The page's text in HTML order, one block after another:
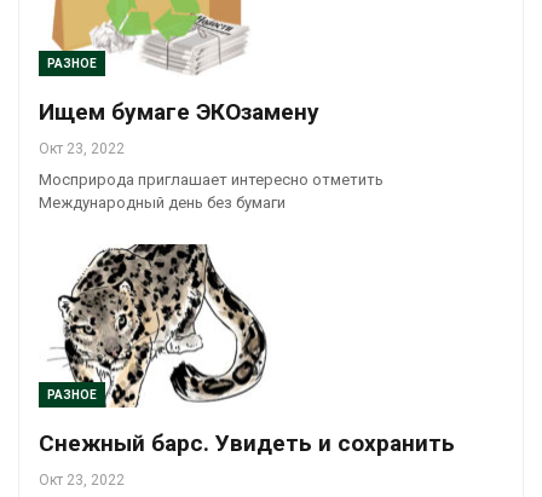
РАЗНОЕ
Ищем бумаге ЭКОзамену
Окт 23, 2022
Мосприрода приглашает интересно отметить
Международный день без бумаги
РАЗНОЕ
Снежный барс. Увидеть и сохранить
Окт 23, 2022